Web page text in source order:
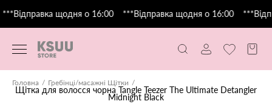
щодня о 16:00 ***Відправка щодня о 16:00
Головна Гребінці/масажні Щітки
Щітка для волосся чорна Tangle Teezer The Ultimate Detangler
Midnight Black